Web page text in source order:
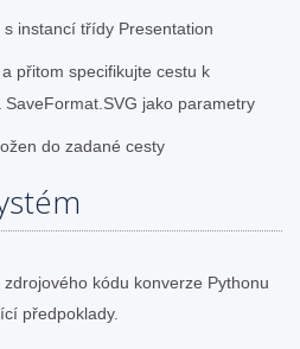
instancí třídy Presentation
a přitom specifikujte cestu k
jako parametry
do zadané cesty
kódu konverze Pythonu
předpoklady.